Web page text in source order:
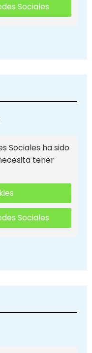
Sociales
Sociales ha sido
tener
Sociales